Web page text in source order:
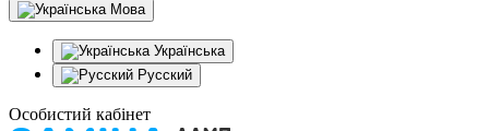
Мова
Українська
Русский
Особистий кабінет